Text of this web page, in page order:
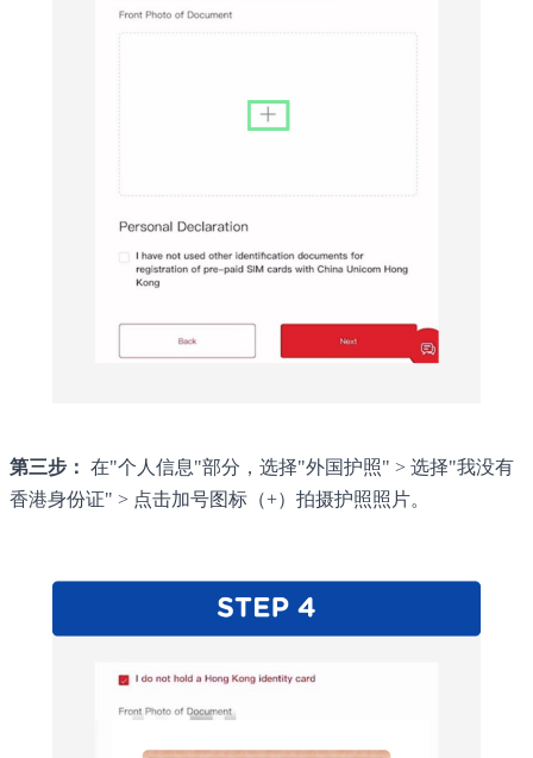
第三步： 在"个人信息"部分，选择"外国护照" > 选择"我没有
香港身份证" > 点击加号图标（+）拍摄护照照片。